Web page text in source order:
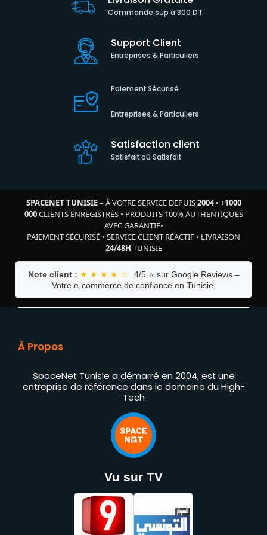
Commande sup à 300 DT
Support Client
Entreprises & Particuliers
Paiement Sécurisé
Entreprises & Particuliers
Satisfaction client
Satisfait où Satisfait
SPACENET TUNISIE– À VOTRE SERVICE DEPUIS2004• +1000
000CLIENTS ENREGISTRÉS• PRODUITS 100% AUTHENTIQUES
AVEC GARANTIE•
PAIEMENT SÉCURISÉ • SERVICE CLIENT RÉACTIF • LIVRAISON
24/48H TUNISIE
Note client : ★ ★ ★ ★ ☆
4/5 ⭐ sur Google Reviews –
Votre e-commerce de confiance en Tunisie.
À Propos
SpaceNet Tunisie a démarré en 2004, est une
entreprise de référence dans le domaine du High-
Tech
Vu sur TV